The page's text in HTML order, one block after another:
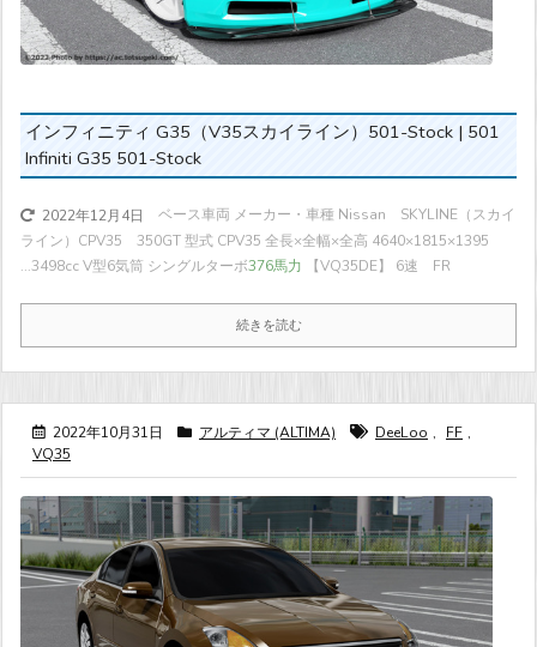
インフィニティ G35（V35スカイライン）501-Stock | 501
Infiniti G35 501-Stock
2022年12月4日
ベース車両 メーカー・車種 Nissan SKYLINE（スカイ
ライン）CPV35 350GT 型式 CPV35 全長×全幅×全高 4640×1815×1395
...3498cc V型6気筒 シングルターボ376馬力 【VQ35DE】 6速 FR
続きを読む
2022年10月31日 アルティマ (ALTIMA) DeeLoo , FF ,
VQ35